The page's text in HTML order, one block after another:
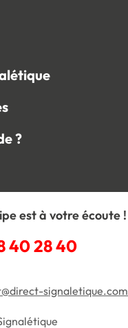
?
est à votre écoute !
40 28 40
signaletique.com